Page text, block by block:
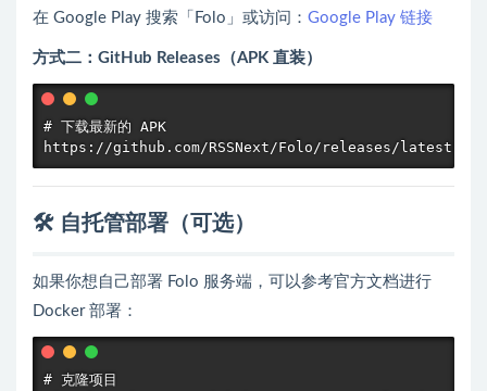
在 Google Play 搜索「Folo」或访问： Google Play 链接
方式二：GitHub Releases（APK 直装）
# 下载最新的 APK
https://github.com/RSSNext/Folo/releases/latest
🛠️ 自托管部署（可选）
如果你想自己部署 Folo 服务端，可以参考官方文档进行
Docker 部署：
# 克隆项目